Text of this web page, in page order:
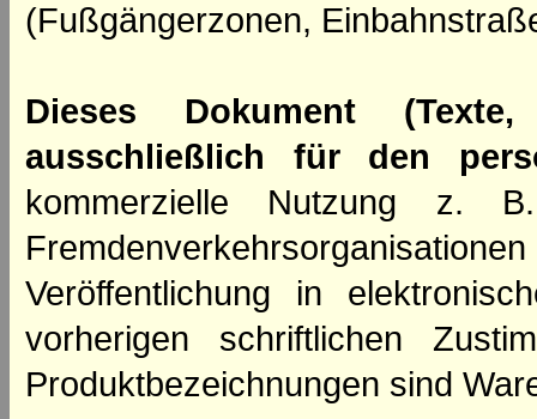
(Fußgängerzonen,
Dieses Dokument
ausschließlich für den
kommerzielle Nutzung z.
Veröffentlichung in
vorherigen schriftlichen
Produktbezeichnungen sind